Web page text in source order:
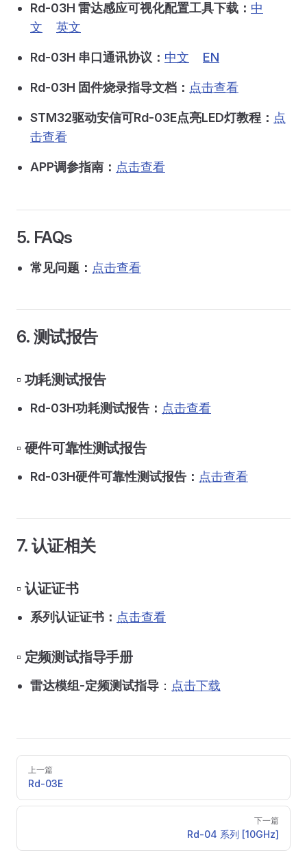
Rd-03H 雷达感应可视化配置工具下载： 中
文
英文
Rd-03H 串口通讯协议： 中文 EN
Rd-03H 固件烧录指导文档： 点击查看
STM32驱动安信可Rd-03E点亮LED灯教程： 点
击查看
APP调参指南： 点击查看
5. FAQs
常见问题： 点击查看
6. 测试报告
▫️ 功耗测试报告
Rd-03H功耗测试报告： 点击查看
▫️ 硬件可靠性测试报告
Rd-03H硬件可靠性测试报告： 点击查看
7. 认证相关
▫️ 认证证书
系列认证证书： 点击查看
▫️ 定频测试指导手册
雷达模组-定频测试指导 ： 点击下载
Pager
上一篇
Rd-03E
下一篇
Rd-04 系列 [10GHz]